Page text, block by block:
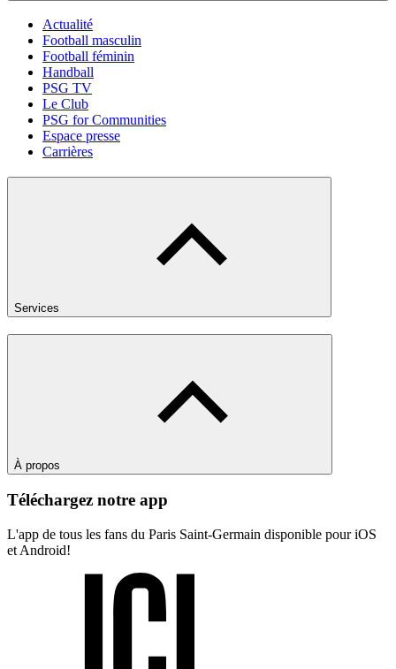
Actualité
Football masculin
Football féminin
Handball
PSG TV
Le Club
PSG for Communities
Espace presse
Carrières
Services
À propos
Téléchargez notre app
L'app de tous les fans du Paris Saint-Germain disponible pour iOS
et Android!